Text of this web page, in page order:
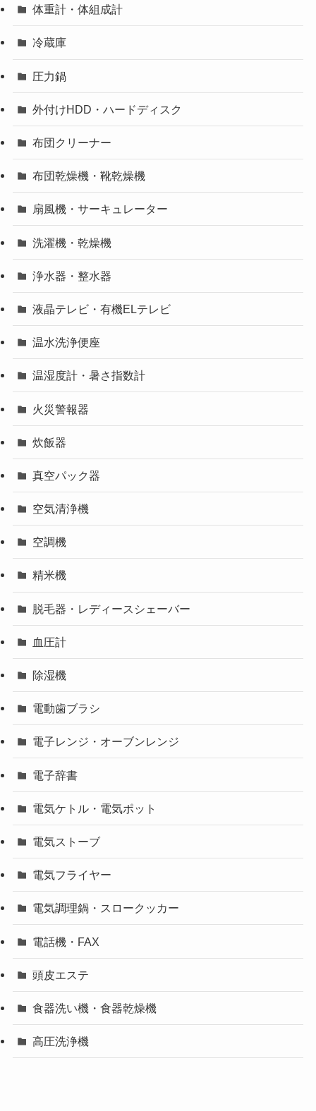
体重計・体組成計
冷蔵庫
圧力鍋
外付けHDD・ハードディスク
布団クリーナー
布団乾燥機・靴乾燥機
扇風機・サーキュレーター
洗濯機・乾燥機
浄水器・整水器
液晶テレビ・有機ELテレビ
温水洗浄便座
温湿度計・暑さ指数計
火災警報器
炊飯器
真空パック器
空気清浄機
空調機
精米機
脱毛器・レディースシェーバー
血圧計
除湿機
電動歯ブラシ
電子レンジ・オーブンレンジ
電子辞書
電気ケトル・電気ポット
電気ストーブ
電気フライヤー
電気調理鍋・スロークッカー
電話機・FAX
頭皮エステ
食器洗い機・食器乾燥機
高圧洗浄機